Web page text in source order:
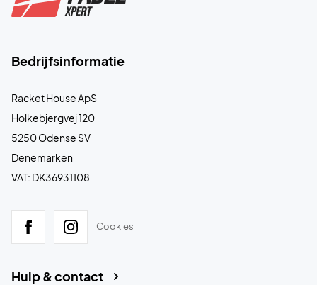
Bedrijfsinformatie
Racket House ApS
Holkebjergvej 120
5250 Odense SV
Denemarken
VAT: DK36931108
Cookies
Hulp & contact